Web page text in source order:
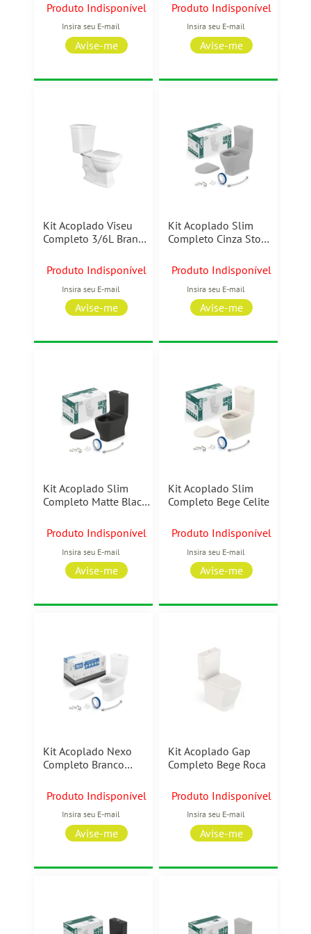
Produto Indisponível
Produto Indisponível
Kit Acoplado Viseu
Completo 3/6L Branco
Produto Indisponível
Kit Acoplado Slim
Completo Cinza Stone
Produto Indisponível
Kit Acoplado Slim
Completo Matte Black
Produto Indisponível
Kit Acoplado Slim
Completo Bege Celite
Produto Indisponível
Kit Acoplado Nexo
Completo Branco
Produto Indisponível
Kit Acoplado Gap
Completo Bege Roca
Produto Indisponível